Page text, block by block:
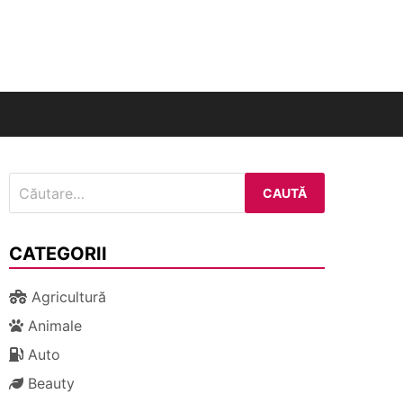
după:
CATEGORII
Agricultură
Animale
Auto
Beauty